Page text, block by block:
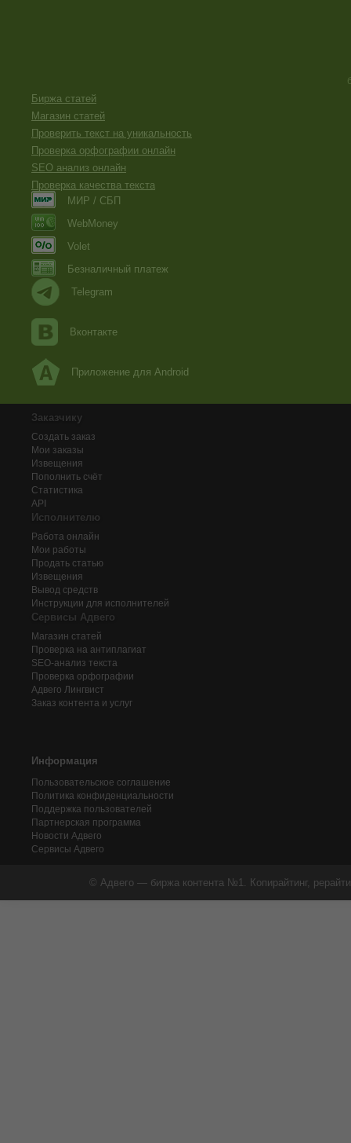
Биржа статей
Магазин статей
Проверить текст на уникальность
Проверка орфографии онлайн
SEO анализ онлайн
Проверка качества текста
МИР / СБП
WebMoney
Volet
Безналичный платеж
Telegram
Вконтакте
Приложение для Android
Заказчику
Создать заказ
Мои заказы
Извещения
Пополнить счёт
Статистика
API
Исполнителю
Работа онлайн
Мои работы
Продать статью
Извещения
Вывод средств
Инструкции для исполнителей
Сервисы Адвего
Магазин статей
Проверка на антиплагиат
SEO-анализ текста
Проверка орфографии
Адвего Лингвист
Заказ контента и услуг
Информация
Пользовательское соглашение
Политика конфиденциальности
Поддержка пользователей
Партнерская программа
Новости Адвего
Сервисы Адвего
© Адвего — биржа контента №1. Копирайтинг,